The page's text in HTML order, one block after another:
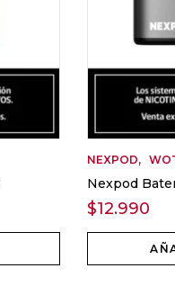
NEXPOD
Nexpod
$12.990